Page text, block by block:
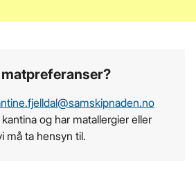
og har matallergier eller
må ta hensyn til.